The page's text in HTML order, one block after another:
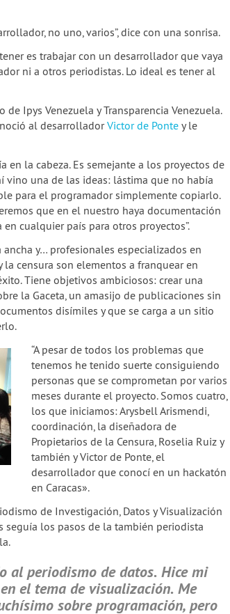
no uno, varios”, dice con una sonrisa.
es trabajar con un desarrollador que vaya
ni a otros periodistas. Lo ideal es tener al
Ipys Venezuela y Transparencia Venezuela.
al desarrolladorVictor de Ponte y le
en la cabeza. Es semejante a los proyectos de
vino una de las ideas: lástima que no había
para el programador simplemente copiarlo.
que en el nuestro haya documentación
cualquier país para otros proyectos”.
y… profesionales especializados en
censura son elementos a franquear en
Tiene objetivos ambiciosos: crear una
la Gaceta, un amasijo de publicaciones sin
disímiles y que se carga a un sitio
“A pesar de todos los problemas que
tenemos he tenido suerte consiguiendo
personas que se comprometan por varios
meses durante el proyecto. Somos cuatro,
los que iniciamos: Arysbell Arismendi,
coordinación, la diseñadora de
Propietarios de la Censura, Roselia Ruiz y
también y Victor de Ponte, el
desarrollador que conocí en un hackatón
en Caracas».
de Investigación, Datos y Visualización
seguía los pasos de la también periodista
al periodismo de datos. Hice mi
el tema de visualización. Me
sobre programación, pero